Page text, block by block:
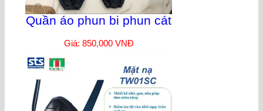
Quần áo phun bi phun cát
Giá: 850,000 VNĐ